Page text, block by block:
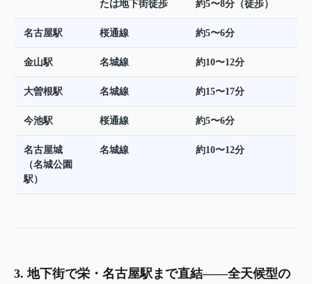
たは地下街徒歩 約5〜8分（徒歩）
名古屋駅 桜通線 約5〜6分
金山駅 名城線 約10〜12分
大曽根駅 名城線 約15〜17分
今池駅 桜通線 約5〜6分
名古屋城
（名城公園
駅）
名城線 約10〜12分
3. 地下街で栄・名古屋駅まで直結——全天候型の